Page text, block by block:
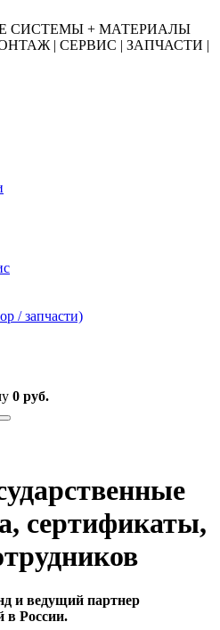
СИСТЕМЫ + МАТЕРИАЛЫ
| СЕРВИС | ЗАПЧАСТИ |
/ запчасти)
0 руб.
сертификаты,
и ведущий партнер
в России.